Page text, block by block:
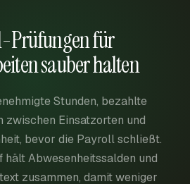
Prüfungen für
sauber halten
Stunden, bezahlte
zwischen Einsatzorten und
bevor die Payroll schließt.
hält Abwesenheitssalden und
zusammen, damit weniger